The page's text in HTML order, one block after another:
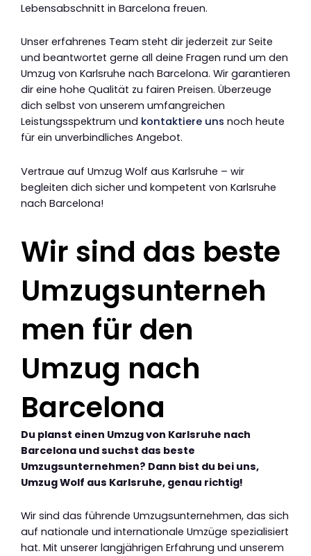
Lebensabschnitt in Barcelona freuen.
Unser erfahrenes Team steht dir jederzeit zur Seite
und beantwortet gerne all deine Fragen rund um den
Umzug von Karlsruhe nach Barcelona. Wir garantieren
dir eine hohe Qualität zu fairen Preisen. Überzeuge
dich selbst von unserem umfangreichen
Leistungsspektrum und kontaktiere uns noch heute
für ein unverbindliches Angebot.
Vertraue auf Umzug Wolf aus Karlsruhe – wir
begleiten dich sicher und kompetent von Karlsruhe
nach Barcelona!
Wir sind das beste
Umzugsunterneh
men für den
Umzug nach
Barcelona
Du planst einen Umzug von Karlsruhe nach
Barcelona und suchst das beste
Umzugsunternehmen? Dann bist du bei uns,
Umzug Wolf aus Karlsruhe, genau richtig!
Wir sind das führende Umzugsunternehmen, das sich
auf nationale und internationale Umzüge spezialisiert
hat. Mit unserer langjährigen Erfahrung und unserem